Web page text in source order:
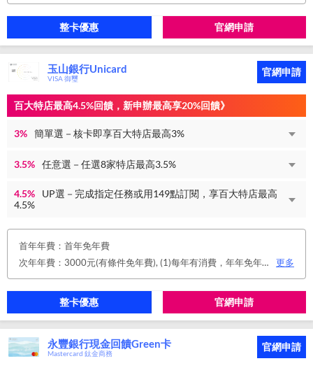
整卡優惠 官網申請
玉山銀行Unicard
VISA 御璽
官網申請
百大特店最高4.5%回饋，新申辦最高享20%回饋》
3% 簡單選－核卡即享百大特店最高3%
3.5% 任意選－任選8家特店最高3.5%
4.5%
UP選－完成指定任務或用149點訂閱，享百大特店最高
4.5%
首年年費：首年免年費
次年年費：3000元(有條件免年費), (1)每年有消費，年年免年費。或(2)同時使用玉山帳戶自動扣繳信用卡款及帳單e化期間享免年費優惠。
更多
整卡優惠 官網申請
永豐銀行現金回饋Green卡
Mastercard 鈦金商務
官網申請